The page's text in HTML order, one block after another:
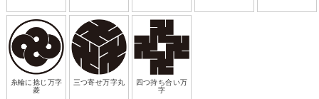
糸輪に捻じ万字
菱
三つ寄せ万字丸
四つ持ち合い万
字